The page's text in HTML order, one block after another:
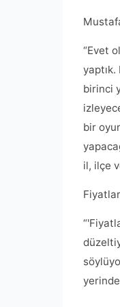
“Evet
birinci
bir
il, ilçe